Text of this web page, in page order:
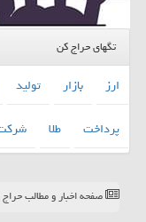
تگهای حراج کن
ارز بازار تولید
پرداخت
طلا
صفحه اخبار و مطالب